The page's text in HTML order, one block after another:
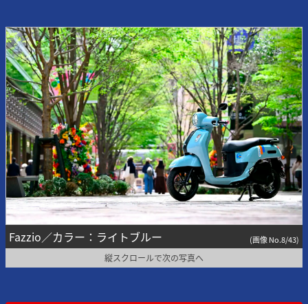
Fazzio／カラー：ライトブルー (画像 No.8/43)
縦スクロールで次の写真へ